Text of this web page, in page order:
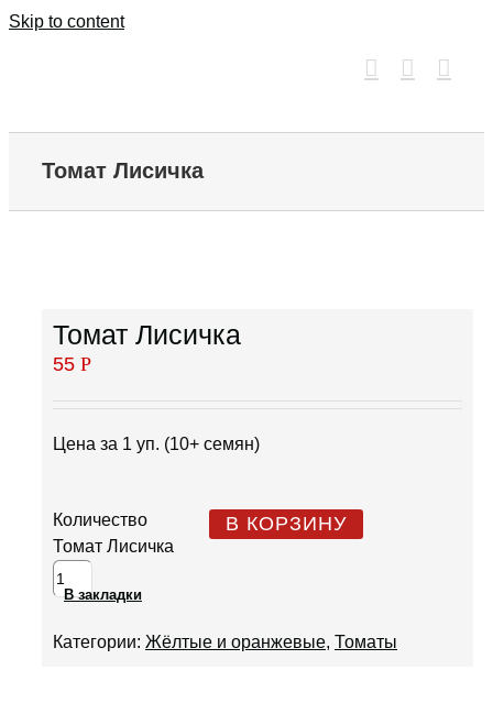
Skip to content
Томат Лисичка
Томат Лисичка
55 Р
Цена за 1 уп. (10+ семян)
Количество
Томат Лисичка
В КОРЗИНУ
В закладки
Категории: Жёлтые и оранжевые, Томаты